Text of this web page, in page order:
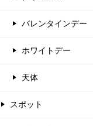
バレンタインデー
ホワイトデー
天体
スポット